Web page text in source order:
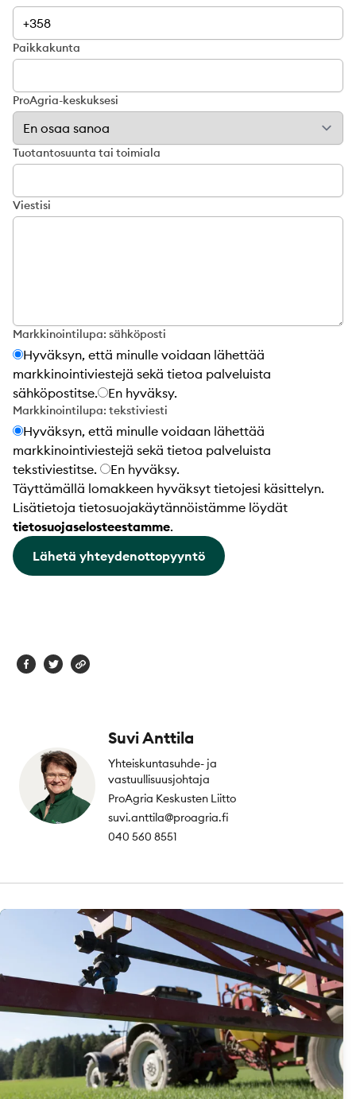
Paikkakunta
ProAgria-keskuksesi
Tuotantosuunta tai toimiala
Viestisi
Markkinointilupa: sähköposti
Hyväksyn, että minulle voidaan lähettää
markkinointiviestejä sekä tietoa palveluista
sähköpostitse.
En hyväksy.
Markkinointilupa: tekstiviesti
Hyväksyn, että minulle voidaan lähettää
markkinointiviestejä sekä tietoa palveluista
tekstiviestitse.
En hyväksy.
Täyttämällä lomakkeen hyväksyt tietojesi käsittelyn.
Lisätietoja tietosuojakäytännöistämme löydät
tietosuojaselosteestamme.
Lähetä yhteydenottopyyntö
Suvi Anttila
Yhteiskuntasuhde- ja
vastuullisuusjohtaja
ProAgria Keskusten Liitto
suvi.anttila@proagria.fi
040 560 8551